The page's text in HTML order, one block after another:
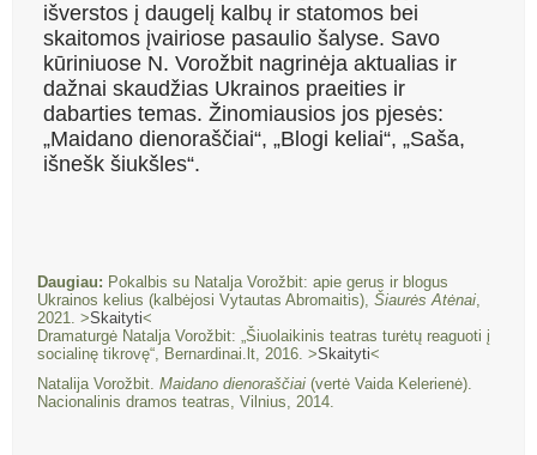
išverstos į daugelį kalbų ir statomos bei
skaitomos įvairiose pasaulio šalyse. Savo
kūriniuose N. Vorožbit nagrinėja aktualias ir
dažnai skaudžias Ukrainos praeities ir
dabarties temas. Žinomiausios jos pjesės:
„Maidano dienoraščiai“, „Blogi keliai“, „Saša,
išnešk šiukšles“.
Daugiau: Pokalbis su Natalja Vorožbit: apie gerus ir blogus
Ukrainos kelius (kalbėjosi Vytautas Abromaitis), Šiaurės Atėnai
2021. >Skaityti<
Dramaturgė Natalja Vorožbit: „Šiuolaikinis teatras turėtų reaguoti į
socialinę tikrovę“, Bernardinai.lt, 2016. >Skaityti<
Natalija Vorožbit.Maidano dienoraščiai(vertė Vaida Kelerienė).
Nacionalinis dramos teatras, Vilnius, 2014.